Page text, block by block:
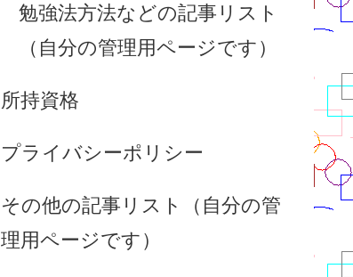
勉強法方法などの記事リスト
（自分の管理用ページです）
所持資格
プライバシーポリシー
その他の記事リスト（自分の管
理用ページです）